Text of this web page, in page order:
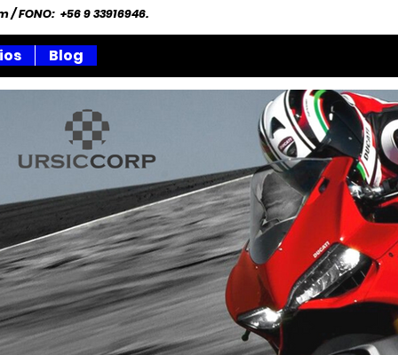
/ FONO: +56 9 33916946.
Blog